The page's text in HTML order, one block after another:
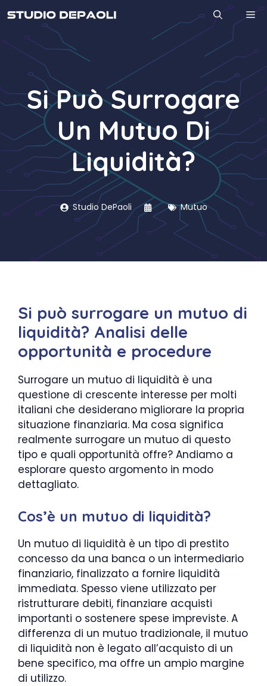
al
contenuto
Si Può Surrogare
Un Mutuo Di
Liquidità?
Studio DePaoli Mutuo
Si può surrogare un mutuo di
liquidità? Analisi delle
opportunità e procedure
Surrogare un mutuo di liquidità è una
questione di crescente interesse per molti
italiani che desiderano migliorare la propria
situazione finanziaria. Ma cosa significa
realmente surrogare un mutuo di questo
tipo e quali opportunità offre? Andiamo a
esplorare questo argomento in modo
dettagliato.
Cos’è un mutuo di liquidità?
Un mutuo di liquidità è un tipo di prestito
concesso da una banca o un intermediario
finanziario, finalizzato a fornire liquidità
immediata. Spesso viene utilizzato per
ristrutturare debiti, finanziare acquisti
importanti o sostenere spese impreviste. A
differenza di un mutuo tradizionale, il mutuo
di liquidità non è legato all’acquisto di un
bene specifico, ma offre un ampio margine
di utilizzo.